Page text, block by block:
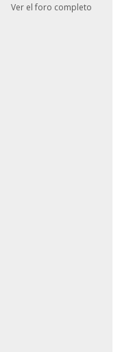
Ver el foro completo